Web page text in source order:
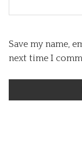
Save my name,
next time I